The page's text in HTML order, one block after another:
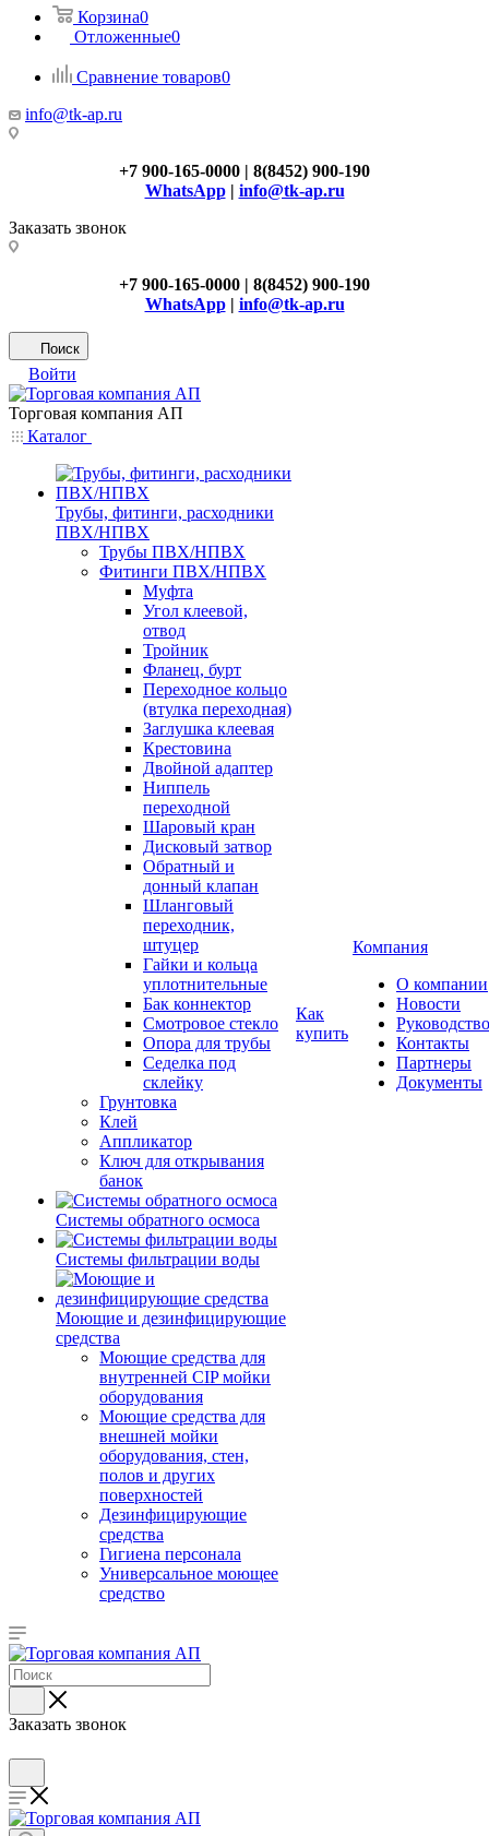
Корзина0
Отложенные0
Сравнение товаров0
info@tk-ap.ru
+7 900-165-0000 | 8(8452) 900-190
WhatsApp| info@tk-ap.ru
Заказать звонок
+7 900-165-0000 | 8(8452) 900-190
WhatsApp| info@tk-ap.ru
Поиск
Войти
Торговая компания АП
Каталог
Трубы, фитинги, расходники
ПВХ/НПВХ
Трубы ПВХ/НПВХ
Фитинги ПВХ/НПВХ
Муфта
Угол клеевой,
отвод
Тройник
Фланец, бурт
Переходное кольцо
(втулка переходная)
Заглушка клеевая
Крестовина
Двойной адаптер
Ниппель
переходной
Шаровый кран
Дисковый затвор
Обратный и
донный клапан
Шланговый
переходник,
штуцер
Гайки и кольца
уплотнительные
Бак коннектор
Смотровое стекло
Опора для трубы
Седелка под
склейку
Грунтовка
Клей
Аппликатор
Ключ для открывания
банок
Системы обратного осмоса
Системы фильтрации воды
Моющие и дезинфицирующие
средства
Моющие средства для
внутренней CIP мойки
оборудования
Моющие средства для
внешней мойки
оборудования, стен,
полов и других
поверхностей
Дезинфицирующие
средства
Гигиена персонала
Универсальное моющее
средство
Как
купить
Компания
О компании
Новости
Руководство
Контакты
Партнеры
Документы
Заказать звонок